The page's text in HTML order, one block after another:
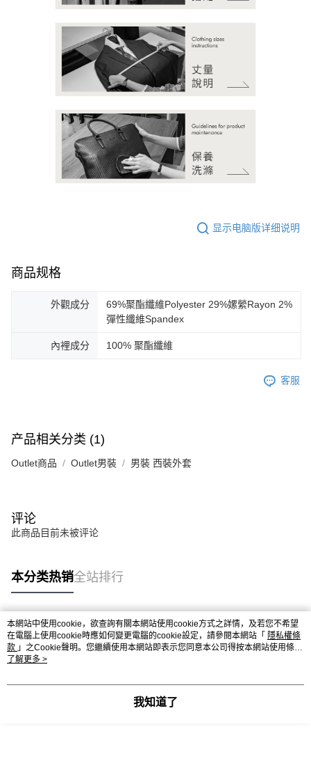
显示电脑版详细说明
商品规格
外觀成分
69%聚酯纖維Polyester 29%嫘縈Rayon 2%
彈性纖維Spandex
內裡成分 100% 聚酯纖維
客服
产品相关分类 (1)
Outlet商品 Outlet男裝 男裝 西裝外套
评论
此商品目前未被评论
本分类热销全站排行
热门标签
本網站中使用cookie，欲查詢有關本網站使用cookie方式之詳情，及若您不希望
在電腦上使用cookie時應如何變更電腦的cookie設定，請參閱本網站「 隱私權條
款 」之Cookie聲明。您繼續使用本網站即表示您同意本公司得按本網站使用條款
之Cookie聲明使用cookie。
了解更多 >
我知道了